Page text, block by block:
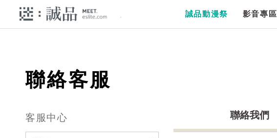
誠品動漫祭 影音專區
聯絡客服
客服中心 聯絡我們